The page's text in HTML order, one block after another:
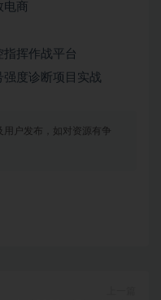
电商
挥作战平台
度诊断项目实战
户发布，如对资源有争